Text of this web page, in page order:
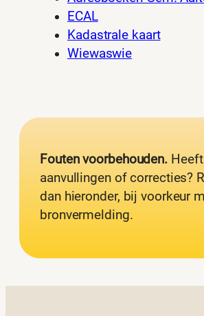
ECAL
Kadastrale kaart
Wiewaswie
Fouten voorbehouden.
aanvullingen of correcties?
dan hieronder, bij voorkeur
bronvermelding.